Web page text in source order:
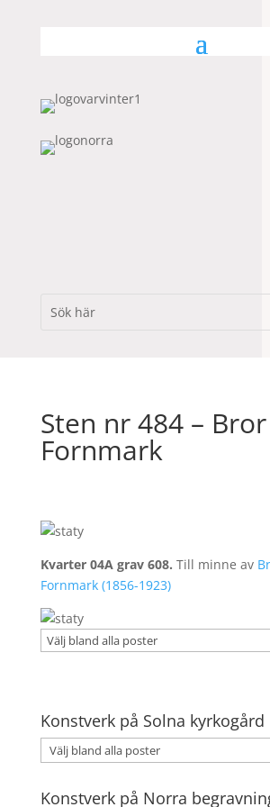
Sten nr 484 –
Fornmark
Kvarter 04A grav 608. Till minne av
Fornmark (1856-1923)
Konstverk på Solna kyrkogård
Konstverk på Norra